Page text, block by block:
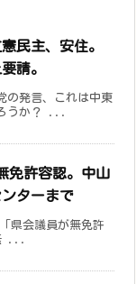
民主、安住。
請。
の発言、これは中東
うか？ ...
免許容認。中山
ターまで
県会議員が無免許
...